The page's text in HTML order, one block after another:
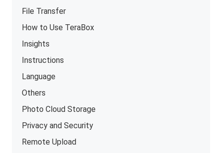
File Transfer
How to Use TeraBox
Insights
Instructions
Language
Others
Photo Cloud Storage
Privacy and Security
Remote Upload